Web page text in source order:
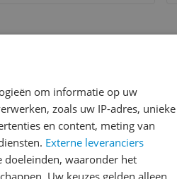
om informatie op uw
zoals uw IP-adres, unieke
en content, meting van
Externe leveranciers
doeleinden, waaronder het
Uw keuzes gelden alleen